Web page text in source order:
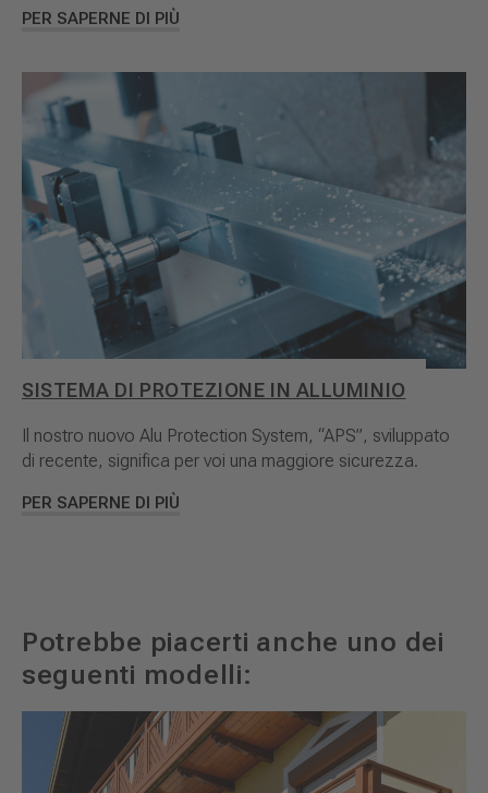
PER SAPERNE DI PIÙ
SISTEMA DI PROTEZIONE IN ALLUMINIO
Il nostro nuovo Alu Protection System, “APS”, sviluppato
di recente, significa per voi una maggiore sicurezza.
PER SAPERNE DI PIÙ
Potrebbe piacerti anche uno dei
seguenti modelli: